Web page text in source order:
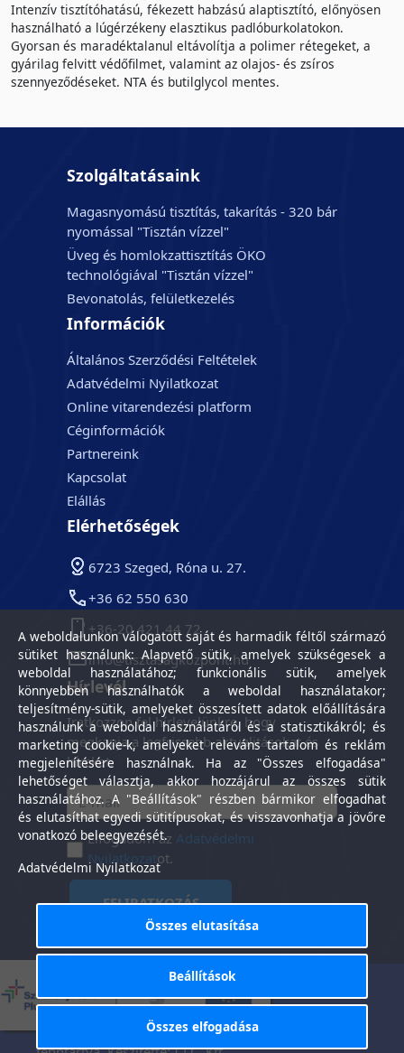
Intenzív tisztítóhatású, fékezett habzású alaptisztító, előnyösen
használható a lúgérzékeny elasztikus padlóburkolatokon.
Gyorsan és maradéktalanul eltávolítja a polimer rétegeket, a
gyárilag felvitt védőfilmet, valamint az olajos- és zsíros
szennyeződéseket. NTA és butilglycol mentes.
Szolgáltatásaink
Magasnyomású tisztítás, takarítás - 320 bár
nyomással "Tisztán vízzel"
Üveg és homlokzattisztítás ÖKO
technológiával "Tisztán vízzel"
Bevonatolás, felületkezelés
Információk
Általános Szerződési Feltételek
Adatvédelmi Nyilatkozat
Online vitarendezési platform
Céginformációk
Partnereink
Kapcsolat
Elállás
Elérhetőségek
6723 Szeged, Róna u. 27.
+36 62 550 630
+36-20 421 44 72
info@tisztasagkozpont.hu
Hírlevél
Iratkozzon fel hírlevelünkre, hogy
megkapja a legfrissebb aktualitásokat és
híreket.
Elfogadom azAdatvédelmi
Nyilatkozatot.
FELIRATKOZÁS
Tisztaság Központ Kft. © 2025. Minden jog
Általános Szerződési
Feltételek
-
tájékoztató
A weboldalunkon válogatott saját és harmadik féltől származó
sütiket használunk: Alapvető sütik, amelyek szükségesek a
weboldal használatához; funkcionális sütik, amelyek
könnyebben használhatók a weboldal használatakor;
teljesítmény-sütik, amelyeket összesített adatok előállítására
használunk a weboldal használatáról és a statisztikákról; és
marketing cookie-k, amelyeket releváns tartalom és reklám
megjelenítésére használnak. Ha az "Összes elfogadása"
lehetőséget választja, akkor hozzájárul az összes sütik
használatához. A "Beállítások" részben bármikor elfogadhat
és elutasíthat egyedi sütitípusokat, és visszavonhatja a jövőre
vonatkozó beleegyezését.
Adatvédelmi Nyilatkozat
Összes elutasítása
Beállítások
Összes elfogadása